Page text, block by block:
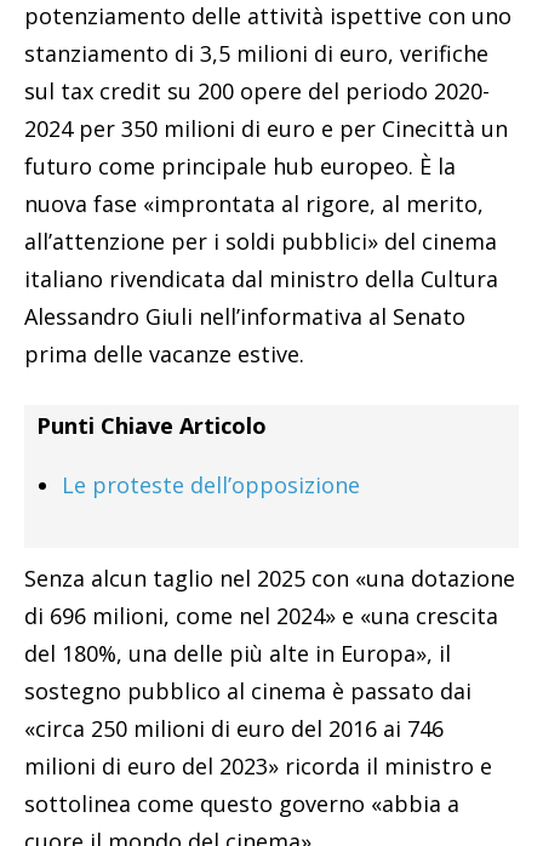
potenziamento delle attività ispettive con uno
stanziamento di 3,5 milioni di euro, verifiche
sul tax credit su 200 opere del periodo 2020-
2024 per 350 milioni di euro e per Cinecittà un
futuro come principale hub europeo. È la
nuova fase «improntata al rigore, al merito,
all’attenzione per i soldi pubblici» del cinema
italiano rivendicata dal ministro della Cultura
Alessandro Giuli nell’informativa al Senato
prima delle vacanze estive.
Punti Chiave Articolo
Le proteste dell’opposizione
Senza alcun taglio nel 2025 con «una dotazione
di 696 milioni, come nel 2024» e «una crescita
del 180%, una delle più alte in Europa», il
sostegno pubblico al cinema è passato dai
«circa 250 milioni di euro del 2016 ai 746
milioni di euro del 2023» ricorda il ministro e
sottolinea come questo governo «abbia a